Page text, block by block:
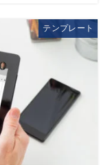
テンプレート